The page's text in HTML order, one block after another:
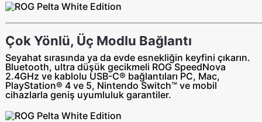
Çok Yönlü, Üç Modlu Bağlantı
Seyahat sırasında ya da evde esnekliğin keyfini çıkarın.
Bluetooth, ultra düşük gecikmeli ROG SpeedNova
2.4GHz ve kablolu USB-C® bağlantıları PC, Mac,
PlayStation® 4 ve 5, Nintendo Switch™ ve mobil
cihazlarla geniş uyumluluk garantiler.